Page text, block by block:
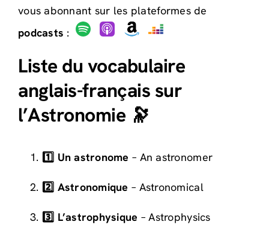
vous abonnant sur les plateformes de
podcasts :
Liste du vocabulaire
anglais-français sur
l’Astronomie 🔭
1️⃣ Un astronome – An astronomer
2️⃣ Astronomique – Astronomical
3️⃣ L’astrophysique – Astrophysics